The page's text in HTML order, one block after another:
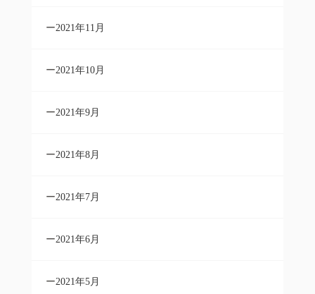
2021年11月
2021年10月
2021年9月
2021年8月
2021年7月
2021年6月
2021年5月